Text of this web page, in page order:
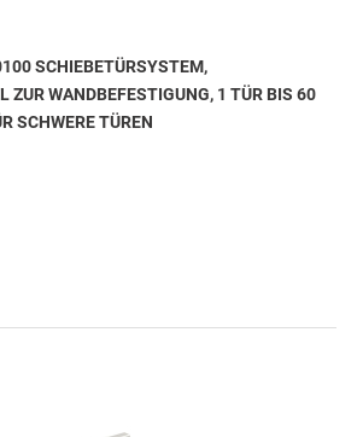
SCHIEBETÜRSYSTEM,
ZUR WANDBEFESTIGUNG, 1 TÜR BIS 60
SCHWERE TÜREN